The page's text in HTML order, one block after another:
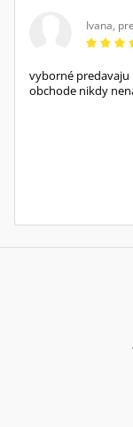
Ivana,
vyborné predavaju
obchode nikdy